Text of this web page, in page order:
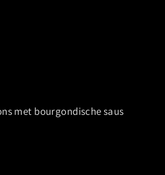
met bourgondische saus